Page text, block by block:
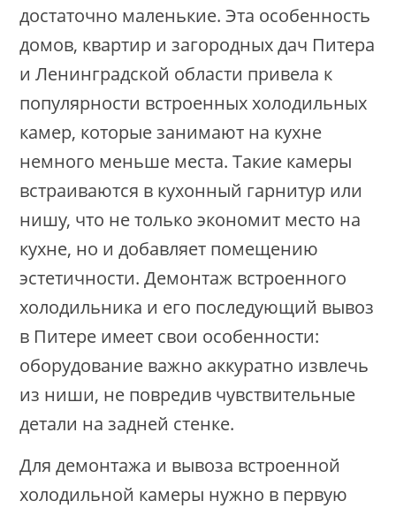
достаточно маленькие. Эта особенность
домов, квартир и загородных дач Питера
и Ленинградской области привела к
популярности встроенных холодильных
камер, которые занимают на кухне
немного меньше места. Такие камеры
встраиваются в кухонный гарнитур или
нишу, что не только экономит место на
кухне, но и добавляет помещению
эстетичности. Демонтаж встроенного
холодильника и его последующий вывоз
в Питере имеет свои особенности:
оборудование важно аккуратно извлечь
из ниши, не повредив чувствительные
детали на задней стенке.
Для демонтажа и вывоза встроенной
холодильной камеры нужно в первую